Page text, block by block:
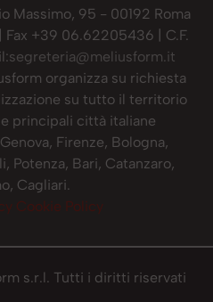
Massimo, 95 - 00192 Roma
Fax +39 06.62205436 | C.F.
segreteria@meliusform.it
organizza su richiesta
su tutto il territorio
principali città italiane
Firenze, Bologna,
Potenza, Bari, Catanzaro,
Cagliari.
Cookie Policy
s.r.l. Tutti i diritti riservati